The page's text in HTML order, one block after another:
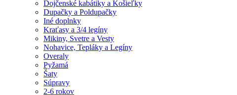
Dojčenské kabátiky a Košieľky
Dupačky a Poldupačky
Iné doplnky
Kraťasy a 3/4 legíny
Mikiny, Svetre a Vesty
Nohavice, Tepláky a Legíny
Overaly
Pyžamá
Šaty
Súpravy
2-6 rokov